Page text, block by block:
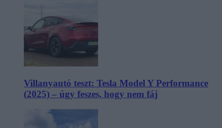
Villanyautó teszt: Tesla Model Y Performance
(2025) – úgy feszes, hogy nem fáj